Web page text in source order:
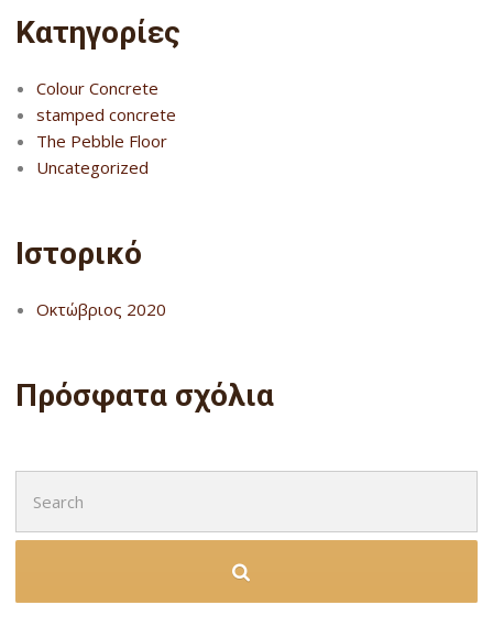
Kατηγορίες
Colour Concrete
stamped concrete
The Pebble Floor
Uncategorized
Ιστορικό
Οκτώβριος 2020
Πρόσφατα σχόλια
for: